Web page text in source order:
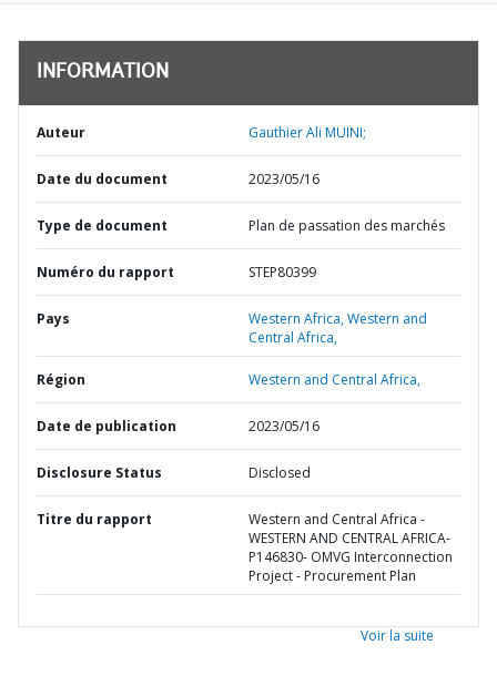
INFORMATION
Auteur Gauthier Ali MUINI;
Date du document 2023/05/16
Type de document Plan de passation des marchés
Numéro du rapport STEP80399
Pays Western Africa,Western and
Central Africa,
Région Western and Central Africa,
Date de publication 2023/05/16
Disclosure Status Disclosed
Titre du rapport
Western and Central Africa -
WESTERN AND CENTRAL AFRICA-
P146830- OMVG Interconnection
Project - Procurement Plan
Voir la suite